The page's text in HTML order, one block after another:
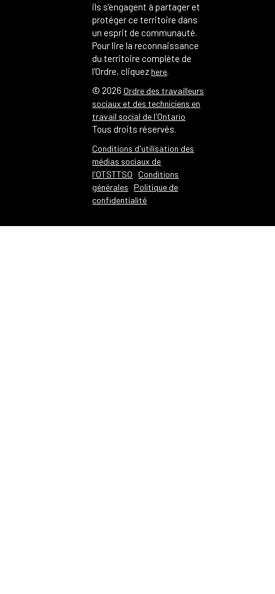
ils s’engagent à partager et
protéger ce territoire dans
un esprit de communauté.
Pour lire la reconnaissance
du territoire complète de
l'Ordre, cliquez here.
© 2026 Ordre des travailleurs
sociaux et des techniciens en
travail social de l'Ontario
Tous droits réservés.
Conditions d'utilisation des
médias sociaux de
l'OTSTTSO
Conditions
générales
Politique de
confidentialité